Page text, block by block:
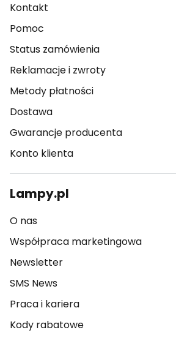
Kontakt
Pomoc
Status zamówienia
Reklamacje i zwroty
Metody płatności
Dostawa
Gwarancje producenta
Konto klienta
Lampy.pl
O nas
Współpraca marketingowa
Newsletter
SMS News
Praca i kariera
Kody rabatowe